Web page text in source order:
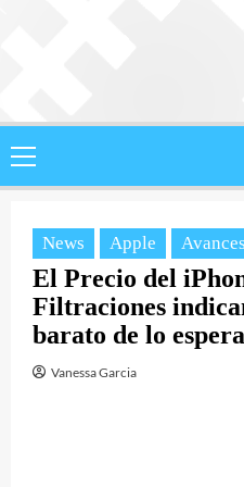
principal
News Apple Avances
El Precio del
Filtraciones
barato de lo
Vanessa Garcia